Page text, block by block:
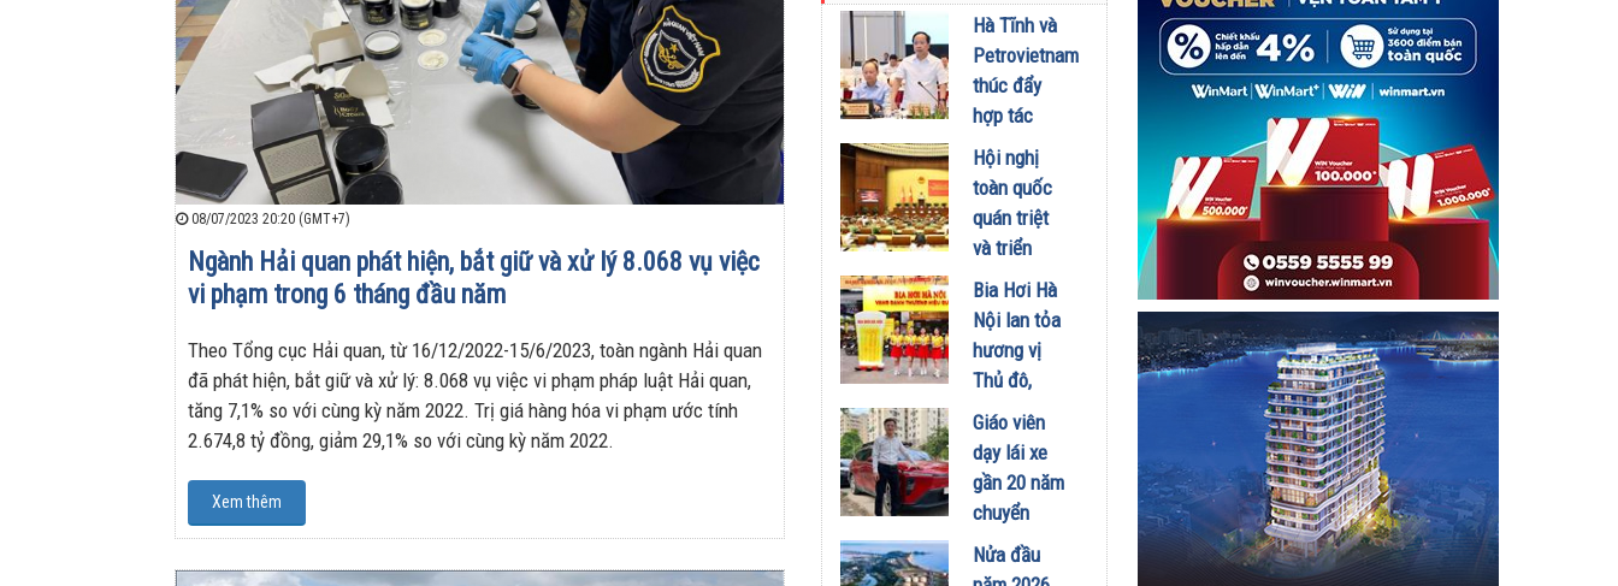
08/07/2023 20:20 (GMT+7)
Ngành Hải quan phát hiện, bắt giữ và xử lý 8.068 vụ việc
vi phạm trong 6 tháng đầu năm
Theo Tổng cục Hải quan, từ 16/12/2022-15/6/2023, toàn ngành Hải quan
đã phát hiện, bắt giữ và xử lý: 8.068 vụ việc vi phạm pháp luật Hải quan,
tăng 7,1% so với cùng kỳ năm 2022. Trị giá hàng hóa vi phạm ước tính
2.674,8 tỷ đồng, giảm 29,1% so với cùng kỳ năm 2022.
Xem thêm
kinh doanh
xăng dầu
29/07/2026
Hà Tĩnh và
Petrovietnam
thúc đẩy
hợp tác
phát triển
trung tâm
công
nghiệp -
sinh thái
tại Vũng
Áng
29/07/2026
Hội nghị
toàn quốc
quán triệt
và triển
khai thực
hiện Nghị
quyết Hội
nghị Trung
29/07/2026
Bia Hơi Hà
Nội lan tỏa
hương vị
Thủ đô,
khuấy động
mùa hè tại
TP. Hồ Chí
Minh
Giáo viên
dạy lái xe
gần 20 năm
chuyển
sang dùng
Limo
Nửa đầu